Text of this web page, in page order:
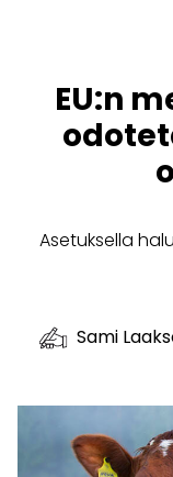
EU:n
Asetuksella
Sami